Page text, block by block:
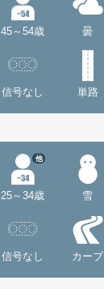
45～54歳 曇
信号なし 単路
25～34歳
他
雪
信号なし カーブ